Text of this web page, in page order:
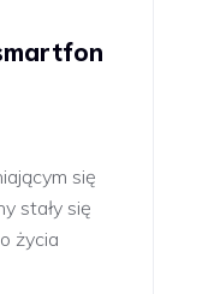
się
stały się
życia